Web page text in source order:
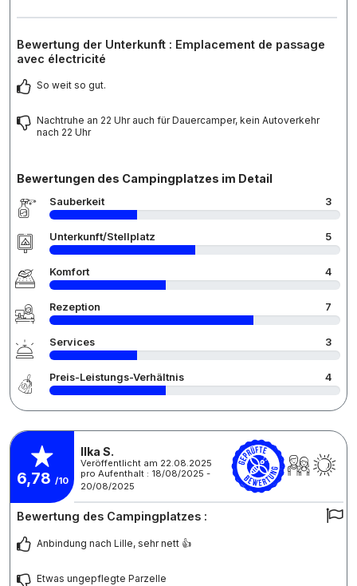
Bewertung der Unterkunft : Emplacement de passage
avec électricité
So weit so gut.
Nachtruhe an 22 Uhr auch für Dauercamper, kein Autoverkehr
nach 22 Uhr
Bewertungen des Campingplatzes im Detail
Sauberkeit 3
Unterkunft/Stellplatz 5
Komfort 4
Rezeption 7
Services 3
Preis-Leistungs-Verhältnis 4
6,78 /10
Ilka S.
Veröffentlicht am 22.08.2025
pro Aufenthalt : 18/08/2025 -
20/08/2025
Bewertung des Campingplatzes :
Anbindung nach Lille, sehr nett 👍
Etwas ungepflegte Parzelle